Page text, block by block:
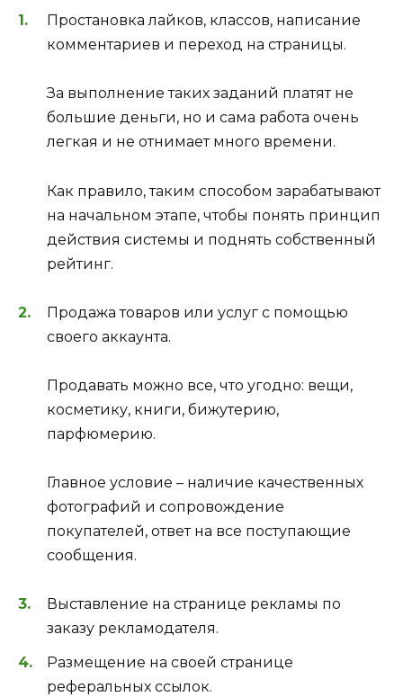
Простановка лайков, классов, написание
комментариев и переход на страницы.
За выполнение таких заданий платят не
большие деньги, но и сама работа очень
легкая и не отнимает много времени.
Как правило, таким способом зарабатывают
на начальном этапе, чтобы понять принцип
действия системы и поднять собственный
рейтинг.
Продажа товаров или услуг с помощью
своего аккаунта.
Продавать можно все, что угодно: вещи,
косметику, книги, бижутерию,
парфюмерию.
Главное условие – наличие качественных
фотографий и сопровождение
покупателей, ответ на все поступающие
сообщения.
Выставление на странице рекламы по
заказу рекламодателя.
Размещение на своей странице
реферальных ссылок.